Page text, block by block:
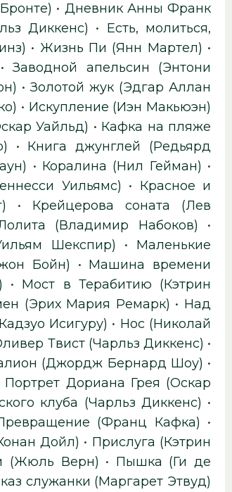
• Дневник Анны Франк
Диккенс) • Есть, молиться,
• Жизнь Пи (Янн Мартел) •
•Заводной апельсин (Энтони
•Золотой жук (Эдгар Аллан
• Искупление (Иэн Макьюэн)
Уайльд) • Кафка на пляже
• Книга джунглей (Редьярд
• Коралина (Нил Гейман) •
Уильямс) • Красное и
• Крейцерова соната (Лев
(Владимир Набоков) •
Шекспир) • Маленькие
Бойн) • Машина времени
• Мост в Терабитию (Кэтрин
(Эрих Мария Ремарк) • Над
Исигуру) • Нос (Николай
Твист (Чарльз Диккенс) •
(Джордж Бернард Шоу) •
Портрет Дориана Грея (Оскар
клуба (Чарльз Диккенс) •
(Франц Кафка) •
Дойл) • Прислуга (Кэтрин
(Жюль Верн) • Пышка (Ги де
служанки (Маргарет Этвуд)